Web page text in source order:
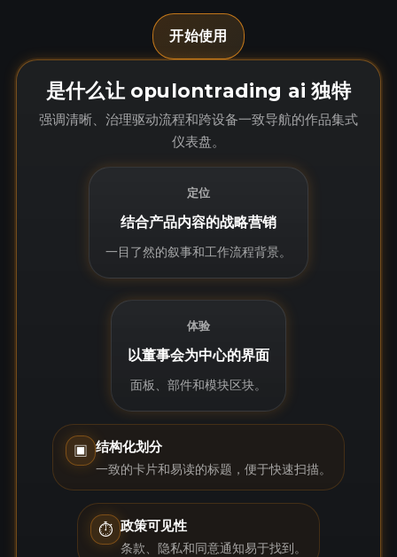
开始使用
是什么让 opulontrading ai 独特
强调清晰、治理驱动流程和跨设备一致导航的作品集式
仪表盘。
定位
结合产品内容的战略营销
一目了然的叙事和工作流程背景。
体验
以董事会为中心的界面
面板、部件和模块区块。
▣ 结构化划分
一致的卡片和易读的标题，便于快速扫描。
⏱ 政策可见性
条款、隐私和同意通知易于找到。